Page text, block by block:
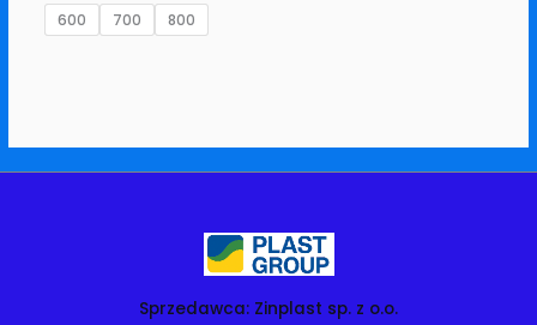
600 700 800
Sprzedawca: Zinplast sp. z o.o.